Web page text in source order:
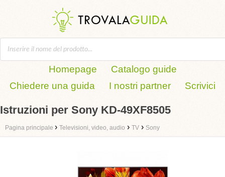
Homepage
Catalogo guide
Chiedere una guida
I nostri partner Scrivici
Istruzioni per Sony KD-49XF8505
Pagina principale › Televisioni, video, audio › TV › Sony